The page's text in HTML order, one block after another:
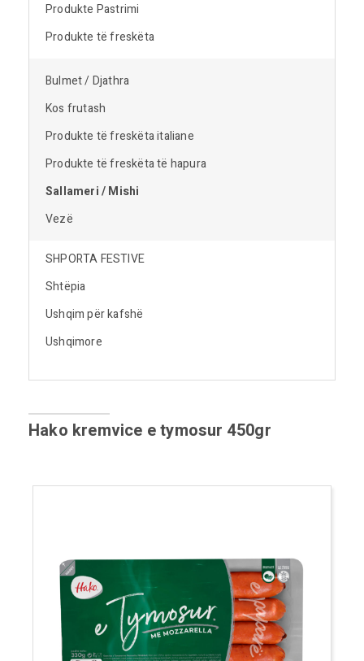
Produkte Pastrimi
Produkte të freskëta
Bulmet / Djathra
Kos frutash
Produkte të freskëta italiane
Produkte të freskëta të hapura
Sallameri / Mishi
Vezë
SHPORTA FESTIVE
Shtëpia
Ushqim për kafshë
Ushqimore
Hako kremvice e tymosur 450gr